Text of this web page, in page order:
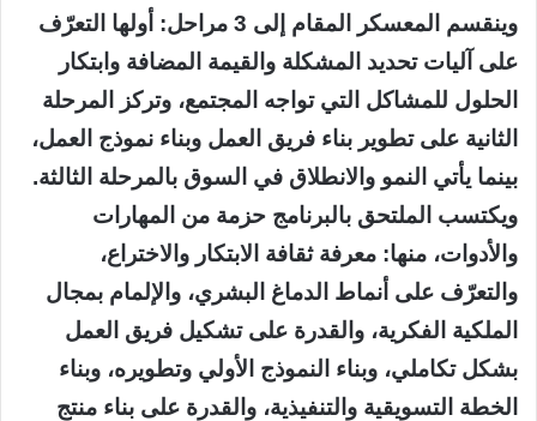
وينقسم المعسكر المقام إلى 3 مراحل: أولها التعرّف
على آليات تحديد المشكلة والقيمة المضافة وابتكار
الحلول للمشاكل التي تواجه المجتمع، وتركز المرحلة
الثانية على تطوير بناء فريق العمل وبناء نموذج العمل،
بينما يأتي النمو والانطلاق في السوق بالمرحلة الثالثة.
ويكتسب الملتحق بالبرنامج حزمة من المهارات
والأدوات، منها: معرفة ثقافة الابتكار والاختراع،
والتعرّف على أنماط الدماغ البشري، والإلمام بمجال
الملكية الفكرية، والقدرة على تشكيل فريق العمل
بشكل تكاملي، وبناء النموذج الأولي وتطويره، وبناء
الخطة التسويقية والتنفيذية، والقدرة على بناء منتج